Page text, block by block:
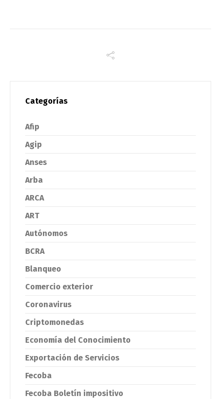
Categorías
Afip
Agip
Anses
Arba
ARCA
ART
Autónomos
BCRA
Blanqueo
Comercio exterior
Coronavirus
Criptomonedas
Economía del Conocimiento
Exportación de Servicios
Fecoba
Fecoba Boletín impositivo